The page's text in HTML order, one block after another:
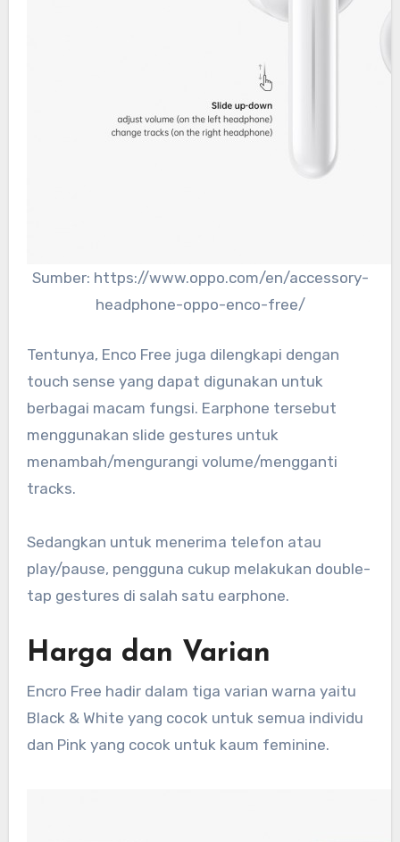
Sumber: https://www.oppo.com/en/accessory-
headphone-oppo-enco-free/
Tentunya, Enco Free juga dilengkapi dengan
touch sense yang dapat digunakan untuk
berbagai macam fungsi. Earphone tersebut
menggunakan slide gestures untuk
menambah/mengurangi volume/mengganti
tracks.
Sedangkan untuk menerima telefon atau
play/pause, pengguna cukup melakukan double-
tap gestures di salah satu earphone.
Harga dan Varian
Encro Free hadir dalam tiga varian warna yaitu
Black & White yang cocok untuk semua individu
dan Pink yang cocok untuk kaum feminine.